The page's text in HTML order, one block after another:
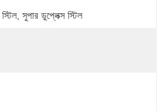
সুপার ডুপ্লেক্স স্টিল